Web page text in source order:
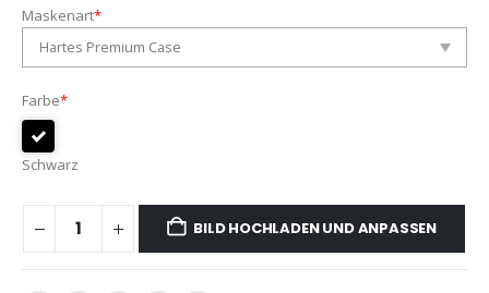
Maskenart*
Farbe*
Schwarz
BILD HOCHLADEN UND ANPASSEN